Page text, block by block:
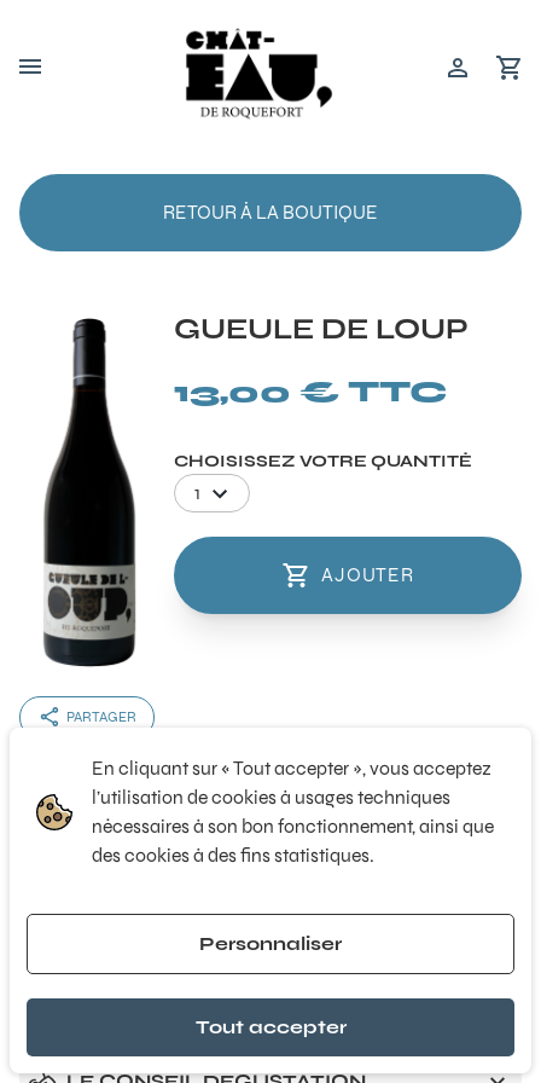
RETOUR À LA BOUTIQUE
PARTAGER
GUEULE DE LOUP
13,00 € TTC
CHOISISSEZ VOTRE QUANTITÉ
1
AJOUTER
Région
Provence
Couleur
Alcool
12.5 °
En cliquant sur « Tout accepter », vous acceptez
l’utilisation de cookies à usages techniques
nécessaires à son bon fonctionnement, ainsi que
des cookies à des fins statistiques.
Personnaliser
Tout accepter